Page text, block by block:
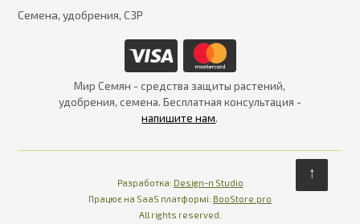
Семена, удобрения, СЗР
Мир Семян - средства защиты растений,
удобрения, семена. Бесплатная консультация -
напишите нам.
Разработка: Design-n Studio
Працює на SaaS платформі: Працює на SaaS платформі
BooStore.pro
All rights reserved.
↑